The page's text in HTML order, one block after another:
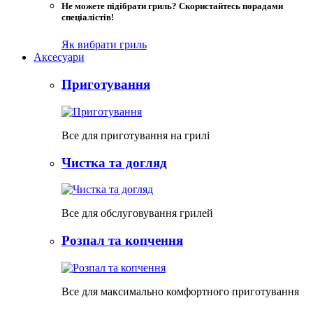
Не можете підібрати гриль? Скористайтесь порадами
спеціалістів!
Як вибрати гриль
Аксесуари
Приготування
Все для приготування на грилі
Чистка та догляд
Все для обслуговування грилей
Розпал та копчення
Все для максимально комфортного приготування